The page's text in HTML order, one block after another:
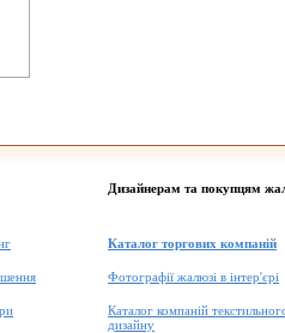
Дизайнерам та покупцям
Каталог торгових компаній
Фотографії жалюзі в інтер'єрі
Каталог компаній
дизайну